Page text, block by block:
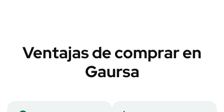
Ventajas de comprar en
Gaursa